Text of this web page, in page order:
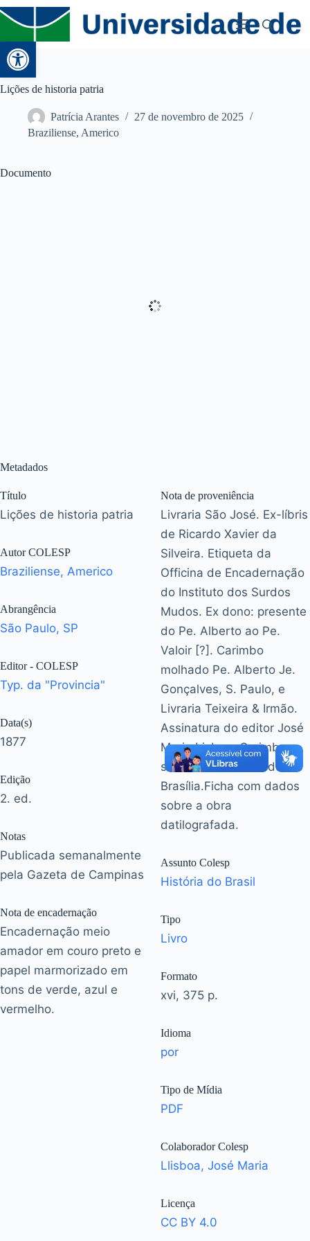
Abrir a barra de ferramentas
Lições de historia patria
Patrícia Arantes
27 de novembro de 2025
Braziliense, Americo
Documento
Metadados
Título
Lições de historia patria
Autor COLESP
Braziliense, Americo
Abrangência
São Paulo, SP
Editor - COLESP
Typ. da "Provincia"
Data(s)
1877
Edição
2. ed.
Notas
Publicada semanalmente
pela Gazeta de Campinas
Nota de encadernação
Encadernação meio
amador em couro preto e
papel marmorizado em
tons de verde, azul e
vermelho.
Nota de proveniência
Livraria São José. Ex-líbris
de Ricardo Xavier da
Silveira. Etiqueta da
Officina de Encadernação
do Instituto dos Surdos
Mudos. Ex dono: presente
do Pe. Alberto ao Pe.
Valoir [?]. Carimbo
molhado Pe. Alberto Je.
Gonçalves, S. Paulo, e
Livraria Teixeira & Irmão.
Assinatura do editor José
Maria Lisboa. Carimbo
seco Universidade de
Brasília.Ficha com dados
sobre a obra
datilografada.
Assunto Colesp
História do Brasil
Tipo
Livro
Formato
xvi, 375 p.
Idioma
por
Tipo de Mídia
PDF
Colaborador Colesp
Llisboa, José Maria
Licença
CC BY 4.0